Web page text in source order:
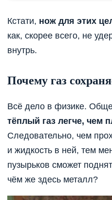
Кстати, нож для этих
как, скорее всего, не
внутрь.
Почему газ
Всё дело в физике.
тёплый газ легче, чем
Следовательно, чем
и жидкость в ней, тем
пузырьков сможет
чём же здесь металл?